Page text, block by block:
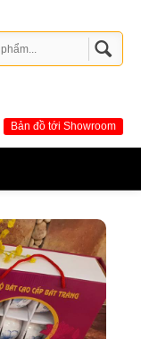
Bản đồ tới Showroom